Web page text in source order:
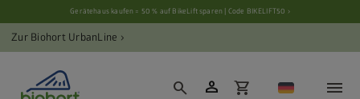
Cookie-EinstellungenGerätehaus kaufen = 50 % auf BikeLift sparen | Code BIKELIFT50 ›
Zur Biohort UrbanLine ›
search person shopping_cart